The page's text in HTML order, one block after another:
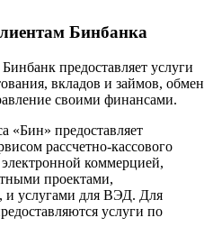
Бинбанка
предоставляет услуги
вкладов и займов, обмен
своими финансами.
«Бин» предоставляет
рассчетно-кассового
коммерцией,
проектами,
и услугами для ВЭД. Для
услуги по